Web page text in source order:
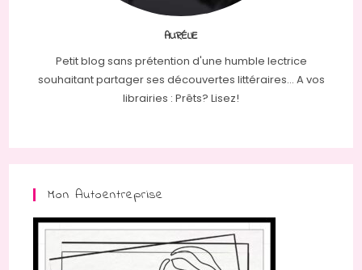
AURÉLIE
Petit blog sans prétention d'une humble lectrice
souhaitant partager ses découvertes littéraires... A vos
librairies : Prêts? Lisez!
Mon Autoentreprise